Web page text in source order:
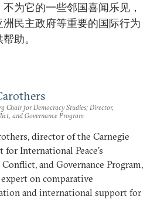
为它的一些邻国喜闻乐见，
民主政府等重要的国际行为
助。
Chair for Democracy Studies; Director,
and Governance Program
director of the Carnegie
International Peace’s
Conflict, and Governance Program,
on comparative
and international support for